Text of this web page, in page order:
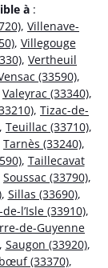
à :
, Villenave-
, Villegouge
, Vertheuil
(33590),
Valeyrac (33340),
, Tizac-de-
, Teuillac (33710),
Tarnès (33240),
, Taillecavat
Soussac (33790),
, Sillas (33690),
l’Isle (33910),
de-Guyenne
Saugon (33920),
(33370),